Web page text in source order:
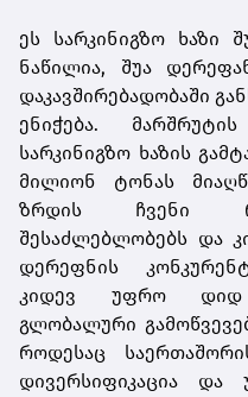
ეს სარკინიგზო ხაზი
ნაწილია, შუა
დაკავშირებადობაში
ენიჭება.
სარკინიგზო ხაზის
მილიონ ტონას
ზრდის ჩვენი
შესაძლებლობებს და
დერეფნის
კიდევ უფრო დიდ
გლობალური
როდესაც
დივერსიფიკაცია და